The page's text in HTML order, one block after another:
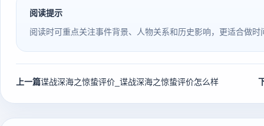
阅读提示
阅读时可重点关注事件背景、人物关系和历史影响，更适合做时
上一篇谍战深海之惊蛰评价_谍战深海之惊蛰评价怎么样